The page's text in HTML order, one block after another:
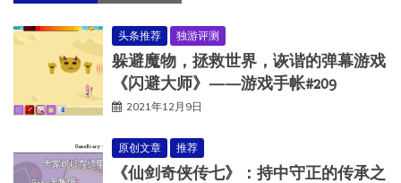
头条推荐 独游评测
躲避魔物，拯救世界，诙谐的弹幕游戏
《闪避大师》——游戏手帐#209
2021年12月9日
原创文章 推荐
《仙剑奇侠传七》：持中守正的传承之